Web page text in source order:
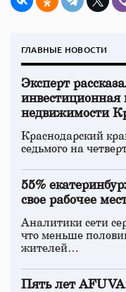
ГЛАВНЫЕ НОВОСТИ
Эксперт
инвестиционная
недвижимости
Краснодарский
седьмого на
55%
свое рабочее
Аналитики сети
что меньше
жителей…
Пять лет